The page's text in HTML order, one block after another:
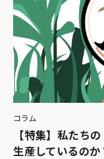
コラム
【特集】私たち
生産しているの